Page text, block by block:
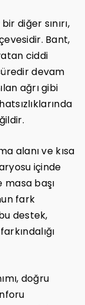
diğer sınırı,
Bant,
ciddi
devam
ağrı gibi
alanı ve kısa
içinde
masa başı
fark
destek,
doğru